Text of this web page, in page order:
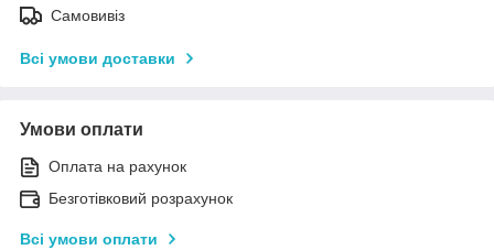
Самовивіз
Всі умови доставки
Умови оплати
Оплата на рахунок
Безготівковий розрахунок
Всі умови оплати